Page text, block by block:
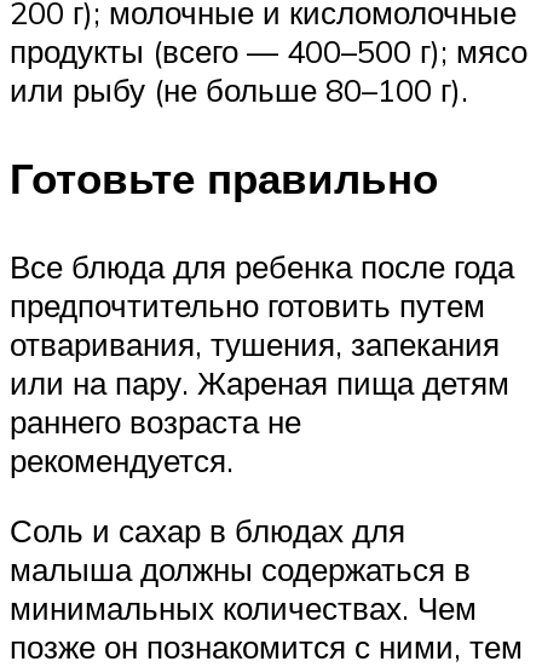
200 г); молочные и кисломолочные
продукты (всего — 400–500 г); мясо
или рыбу (не больше 80–100 г).
Готовьте правильно
Все блюда для ребенка после года
предпочтительно готовить путем
отваривания, тушения, запекания
или на пару. Жареная пища детям
раннего возраста не
рекомендуется.
Соль и сахар в блюдах для
малыша должны содержаться в
минимальных количествах. Чем
позже он познакомится с ними, тем